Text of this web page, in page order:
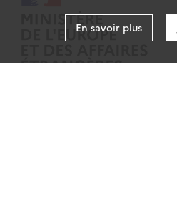
En savoir plus